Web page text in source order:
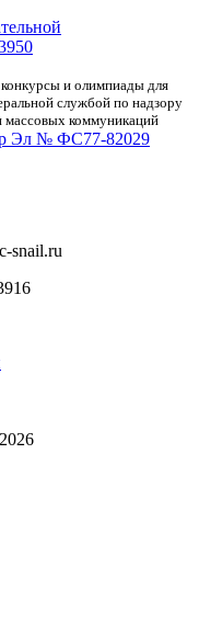
и олимпиады для
службой по надзору
массовых коммуникаций
Эл № ФС77-82029
snail.ru